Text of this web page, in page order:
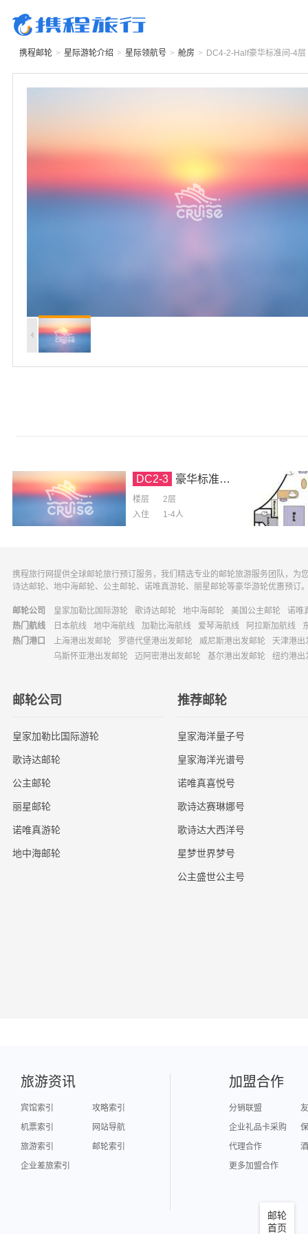
携程邮轮 > 星际游轮介绍 > 星际领航号 > 舱房 > DC4-2-Half豪华标准间-4层
DC2-3 豪华标准间-2层（第三人无床）
楼层
2层
入住
1-4人
携程旅行网提供全球邮轮旅行预订服务，我们精选专业的邮轮旅游服务团队，
诗达邮轮、地中海邮轮、公主邮轮、诺唯真游轮、丽星邮轮等豪华游轮优惠预订
邮轮公司 皇家加勒比国际游轮 歌诗达邮轮 地中海邮轮 美国公主邮轮
诺唯
热门航线
日本航线 地中海航线 加勒比海航线 爱琴海航线 阿拉斯加航线
热门港口
上海港出发邮轮 罗德代堡港出发邮轮 威尼斯港出发邮轮
天津港出
乌斯怀亚港出发邮轮
迈阿密港出发邮轮 基尔港出发邮轮 纽约港出
邮轮公司
皇家加勒比国际游轮
歌诗达邮轮
公主邮轮
丽星邮轮
诺唯真游轮
地中海邮轮
推荐邮轮
皇家海洋量子号
皇家海洋光谱号
诺唯真喜悦号
歌诗达赛琳娜号
歌诗达大西洋号
星梦世界梦号
公主盛世公主号
邮轮
首页
旅游资讯
宾馆索引
攻略索引
机票索引
网站导航
旅游索引
邮轮索引
企业差旅索引
加盟合作
分销联盟
企业礼品卡采购
代理合作
更多加盟合作